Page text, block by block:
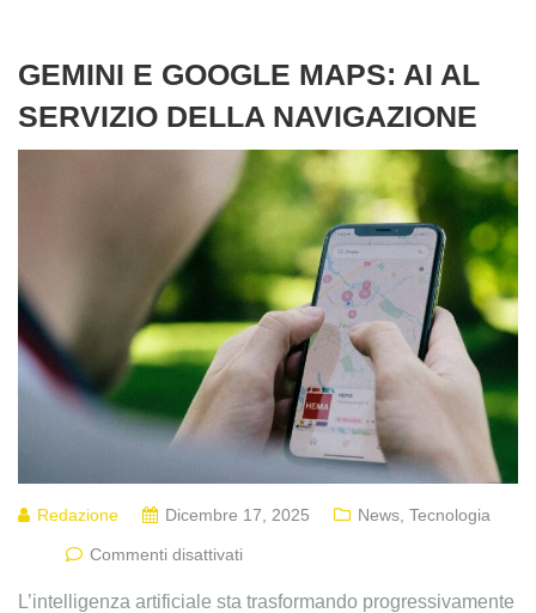
GEMINI E GOOGLE MAPS: AI AL
SERVIZIO DELLA NAVIGAZIONE
Redazione Dicembre 17, 2025 News Tecnologia
Commenti disattivati
L’intelligenza artificiale sta trasformando progressivamente